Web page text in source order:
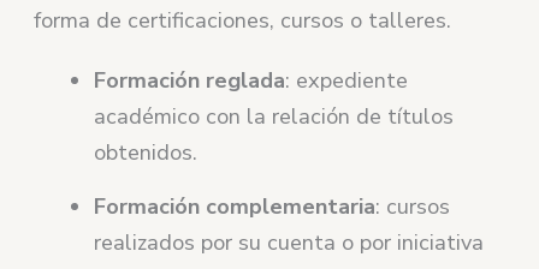
forma de certificaciones, cursos o talleres.
Formación reglada: expediente
académico con la relación de títulos
obtenidos.
Formación complementaria: cursos
realizados por su cuenta o por iniciativa